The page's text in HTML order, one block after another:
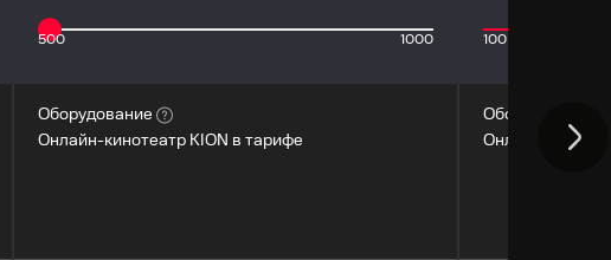
500 1000
Оборудование
Онлайн-кинотеатр KION в тарифе
100
Оборудование
Онлайн-